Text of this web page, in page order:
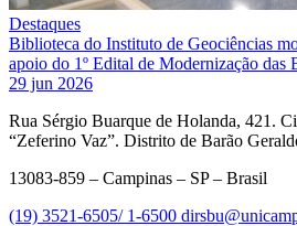
Destaques
Biblioteca do Instituto de Geociências
apoio do 1º Edital de Modernização das
29 jun 2026
Rua Sérgio Buarque de Holanda, 421.
“Zeferino Vaz”. Distrito de Barão
13083-859 – Campinas – SP – Brasil
(19) 3521-6505/ 1-6500